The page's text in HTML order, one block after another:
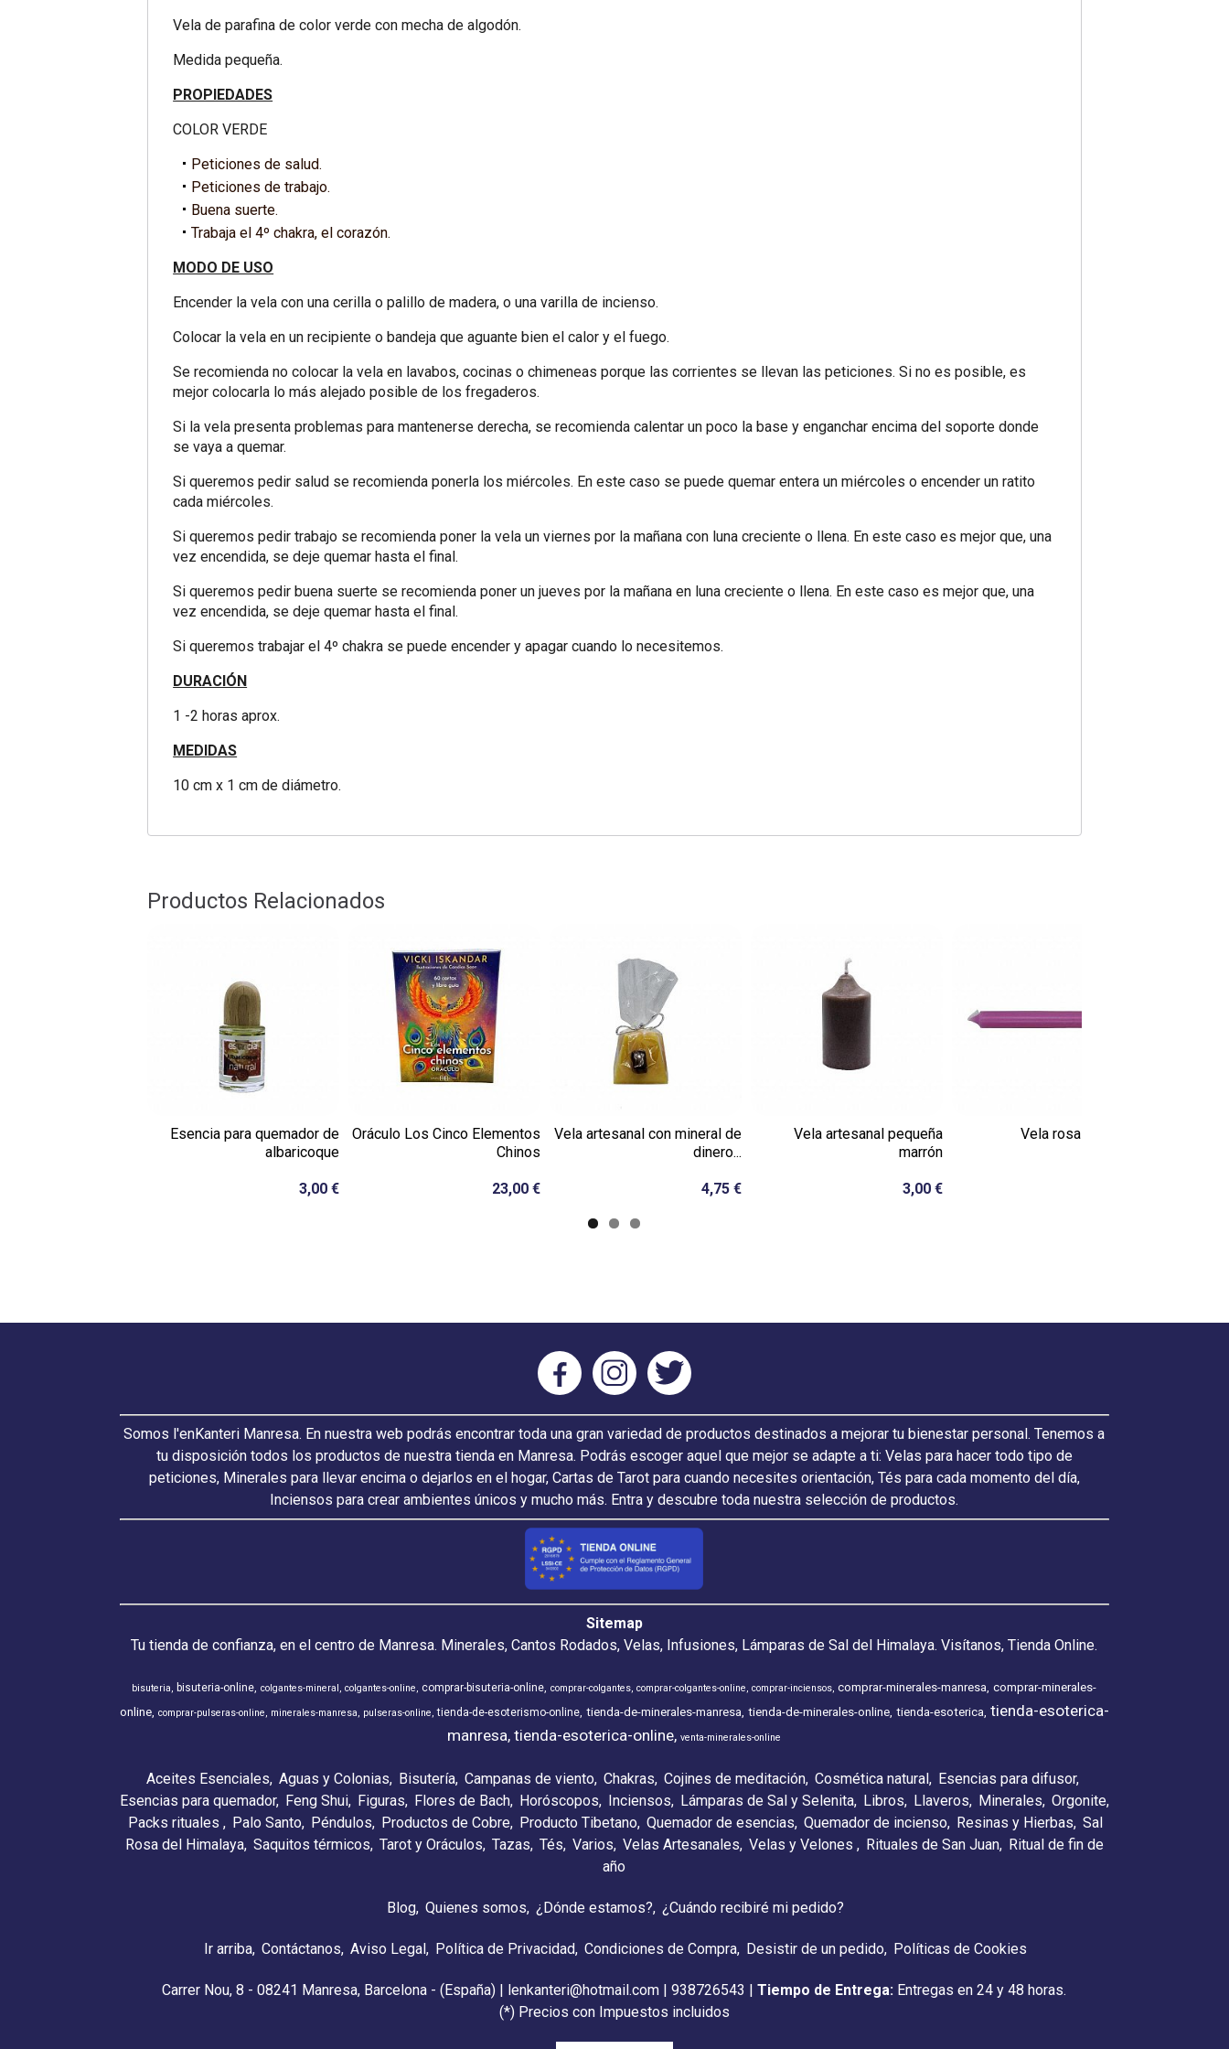
Vela de parafina de color verde con mecha de algodón.
Medida pequeña.
PROPIEDADES
COLOR VERDE
Peticiones de salud.
Peticiones de trabajo.
Buena suerte.
Trabaja el 4º chakra, el corazón.
MODO DE USO
Encender la vela con una cerilla o palillo de madera, o una varilla de incienso.
Colocar la vela en un recipiente o bandeja que aguante bien el calor y el fuego.
Se recomienda no colocar la vela en lavabos, cocinas o chimeneas porque las corrientes se llevan las peticiones. Si no es posible, es
mejor colocarla lo más alejado posible de los fregaderos.
Si la vela presenta problemas para mantenerse derecha, se recomienda calentar un poco la base y enganchar encima del soporte donde
se vaya a quemar.
Si queremos pedir salud se recomienda ponerla los miércoles. En este caso se puede quemar entera un miércoles o encender un ratito
cada miércoles.
Si queremos pedir trabajo se recomienda poner la vela un viernes por la mañana con luna creciente o llena. En este caso es mejor que, una
vez encendida, se deje quemar hasta el final.
Si queremos pedir buena suerte se recomienda poner un jueves por la mañana en luna creciente o llena. En este caso es mejor que, una
vez encendida, se deje quemar hasta el final.
Si queremos trabajar el 4º chakra se puede encender y apagar cuando lo necesitemos.
DURACIÓN
1 -2 horas aprox.
MEDIDAS
10 cm x 1 cm de diámetro.
Productos Relacionados
Esencia para quemador de
albaricoque
3,00 €
Oráculo Los Cinco Elementos
Chinos
23,00 €
Vela artesanal con mineral de
dinero...
4,75 €
Vela artesanal pequeña
marrón
3,00 €
Vela rosa de 10 cm
Somos l'enKanteri Manresa. En nuestra web podrás encontrar toda una gran variedad de productos destinados a mejorar tu bienestar personal. Tenemos a
tu disposición todos los productos de nuestra tienda en Manresa. Podrás escoger aquel que mejor se adapte a ti: Velas para hacer todo tipo de
peticiones, Minerales para llevar encima o dejarlos en el hogar, Cartas de Tarot para cuando necesites orientación, Tés para cada momento del día,
Inciensos para crear ambientes únicos y mucho más. Entra y descubre toda nuestra selección de productos.
Sitemap
Tu tienda de confianza, en el centro de Manresa. Minerales, Cantos Rodados, Velas, Infusiones, Lámparas de Sal del Himalaya. Visítanos, Tienda Online.
bisuteria bisuteria-online colgantes-mineral colgantes-online comprar-bisuteria-online comprar-colgantes comprar-colgantes-online comprar-inciensos comprar-minerales-manresa comprar-minerales-
online comprar-pulseras-online minerales-manresa pulseras-online tienda-de-esoterismo-online tienda-de-minerales-manresa tienda-de-minerales-online tienda-esoterica tienda-esoterica-
manresa tienda-esoterica-online venta-minerales-online
Aceites Esenciales Aguas y Colonias Bisutería Campanas de viento Chakras Cojines de meditación Cosmética natural Esencias para difusor
Esencias para quemador Feng Shui Figuras Flores de Bach Horóscopos Inciensos Lámparas de Sal y Selenita Libros Llaveros Minerales Orgonite
Packs rituales Palo Santo Péndulos Productos de Cobre Producto Tibetano Quemador de esencias Quemador de incienso Resinas y Hierbas Sal
Rosa del Himalaya Saquitos térmicos Tarot y Oráculos Tazas Tés Varios Velas Artesanales Velas y Velones Rituales de San Juan Ritual de fin de
año
Blog Quienes somos ¿Dónde estamos? ¿Cuándo recibiré mi pedido?
Ir arriba Contáctanos Aviso Legal Política de Privacidad Condiciones de Compra Desistir de un pedido Políticas de Cookies
Carrer Nou, 8 - 08241 Manresa, Barcelona - (España) | lenkanteri@hotmail.com |938726543 |Tiempo de Entrega: Entregas en 24 y 48 horas.
(*) Precios con Impuestos incluidos